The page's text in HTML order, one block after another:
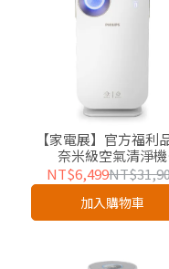
【家電展】官方福利
奈米級空氣清淨機
(AC4558/80)-保固1
NT$6,499
加入購物車